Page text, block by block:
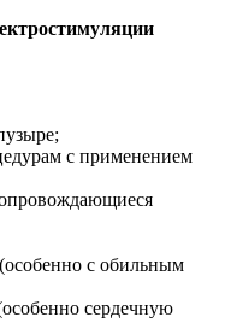
с применением
с обильным
сердечную